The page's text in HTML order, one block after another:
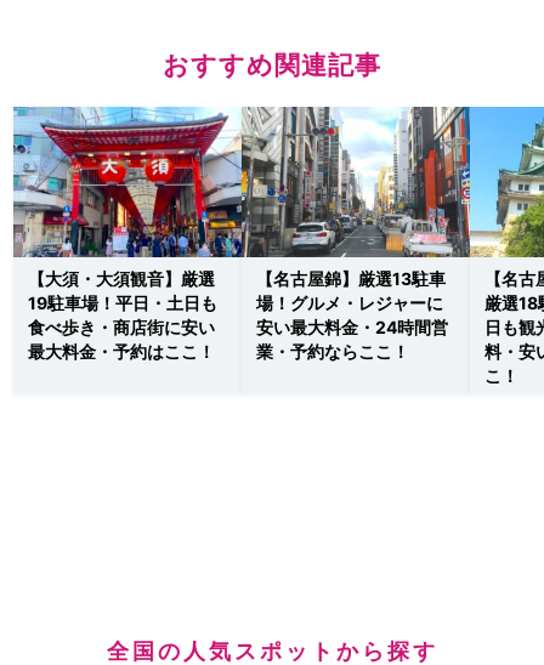
おすすめ関連記事
【大須・大須観音】厳選
19駐車場！平日・土日も
食べ歩き・商店街に安い
最大料金・予約はここ！
【名古屋錦】厳選13駐車
場！グルメ・レジャーに
安い最大料金・24時間営
業・予約ならここ！
【名
厳選18
日も観
料・安
こ！
全国の人気スポットから探す